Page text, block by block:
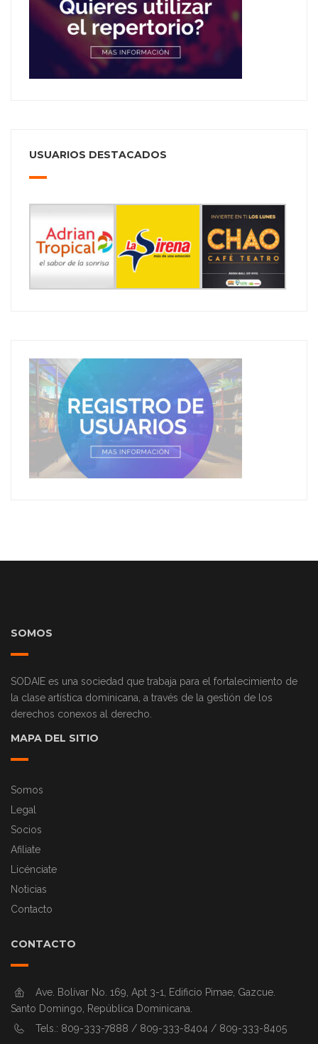
USUARIOS DESTACADOS
SOMOS
SODAIE es una sociedad que trabaja para el fortalecimiento de
la clase artística dominicana, a través de la gestión de los
derechos conexos al derecho.
MAPA DEL SITIO
Somos
Legal
Socios
Afiliate
Licénciate
Noticias
Contacto
CONTACTO
Ave. Bolívar No. 169, Apt 3-1, Edificio Pimae, Gazcue.
Santo Domingo, República Dominicana.
Tels.: 809-333-7888 / 809-333-8404 / 809-333-8405